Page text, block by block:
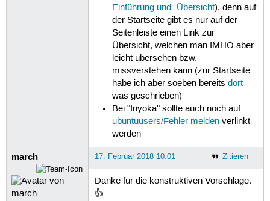
Einführung und -Übersicht), denn auf
der Startseite gibt es nur auf der
Seitenleiste einen Link zur
Übersicht, welchen man IMHO aber
leicht übersehen bzw.
missverstehen kann (zur Startseite
habe ich aber soeben bereitsdort
was geschrieben)
Bei "Inyoka" sollte auch noch auf
ubuntuusers/Fehler melden verlinkt
werden
march Zitieren
17. Februar 2018 10:01
Danke für die konstruktiven Vorschläge.
👍